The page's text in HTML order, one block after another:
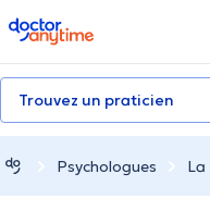
doctoranytime
Trouvez un praticien
Psychologues La